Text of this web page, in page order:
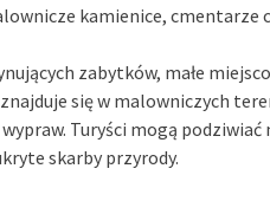
kamienice,
zabytków, małe
się w malowniczych
Turyści mogą
skarby przyrody.